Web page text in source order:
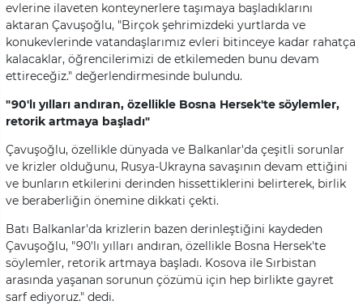
evlerine ilaveten konteynerlere taşımaya başladıklarını
aktaran Çavuşoğlu, "Birçok şehrimizdeki yurtlarda ve
konukevlerinde vatandaşlarımız evleri bitinceye kadar rahatça
kalacaklar, öğrencilerimizi de etkilemeden bunu devam
ettireceğiz." değerlendirmesinde bulundu.
"90'lı yılları andıran, özellikle Bosna Hersek'te söylemler,
retorik artmaya başladı"
Çavuşoğlu, özellikle dünyada ve Balkanlar'da çeşitli sorunlar
ve krizler olduğunu, Rusya-Ukrayna savaşının devam ettiğini
ve bunların etkilerini derinden hissettiklerini belirterek, birlik
ve beraberliğin önemine dikkati çekti.
Batı Balkanlar'da krizlerin bazen derinleştiğini kaydeden
Çavuşoğlu, "90'lı yılları andıran, özellikle Bosna Hersek'te
söylemler, retorik artmaya başladı. Kosova ile Sırbistan
arasında yaşanan sorunun çözümü için hep birlikte gayret
sarf ediyoruz." dedi.